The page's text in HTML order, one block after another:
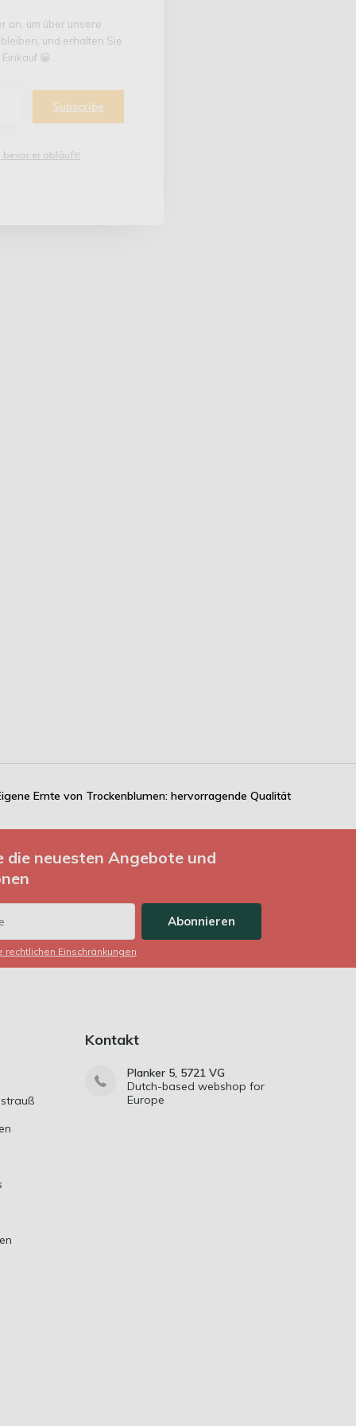
Ernte von Trockenblumen: hervorragende Qualität
die neuesten Angebote und
Abonnieren
rechtlichen Einschränkungen
Kontakt
Planker 5, 5721 VG
Dutch-based webshop for
Europe
an, um über unsere
und erhalten Sie
😀 .
Subscribe
bevor er abläuft!